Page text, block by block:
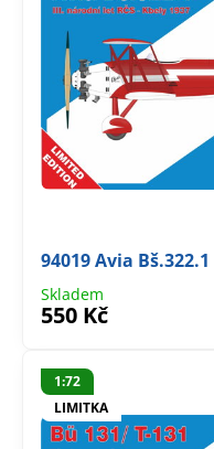
94019 Avia Bš.322.1
Skladem
550 Kč
1:72
LIMITKA